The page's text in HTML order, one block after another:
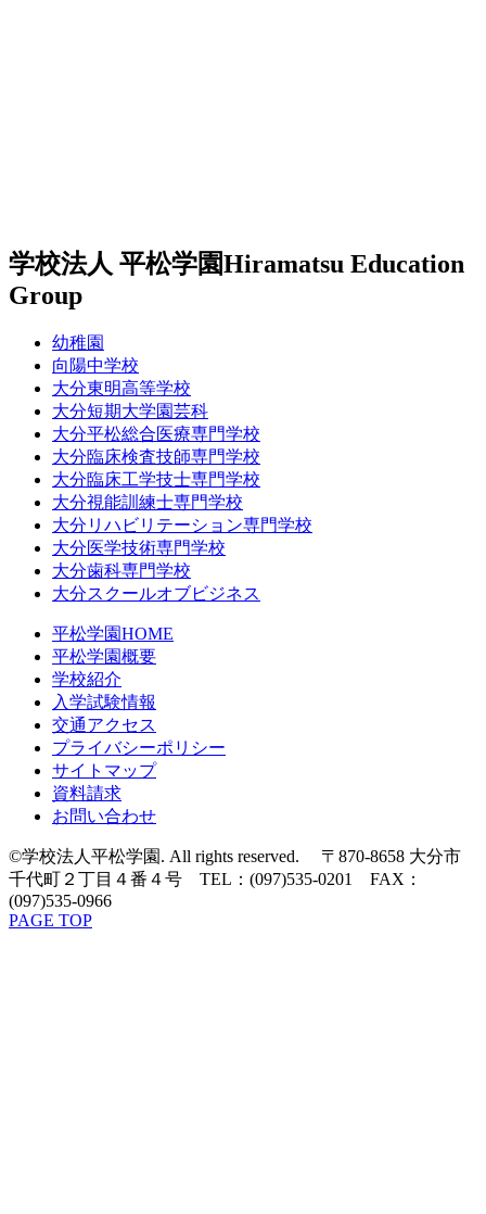
学校法人 平松学園Hiramatsu Education
Group
幼稚園
向陽中学校
大分東明高等学校
大分短期大学園芸科
大分平松総合医療専門学校
大分臨床検査技師専門学校
大分臨床工学技士専門学校
大分視能訓練士専門学校
大分リハビリテーション専門学校
大分医学技術専門学校
大分歯科専門学校
大分スクールオブビジネス
平松学園HOME
平松学園概要
学校紹介
入学試験情報
交通アクセス
プライバシーポリシー
サイトマップ
資料請求
お問い合わせ
©学校法人平松学園. All rights reserved. 〒870-8658 大分市
千代町２丁目４番４号 TEL：(097)535-0201 FAX：
(097)535-0966
PAGE TOP